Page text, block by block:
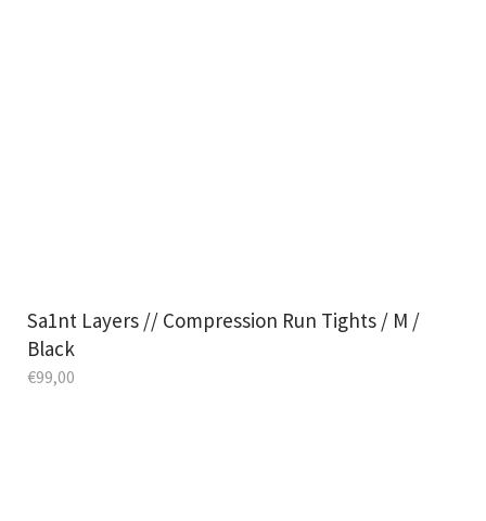
Sa1nt Layers // Compression Run Tights / M /
Black
€99,00